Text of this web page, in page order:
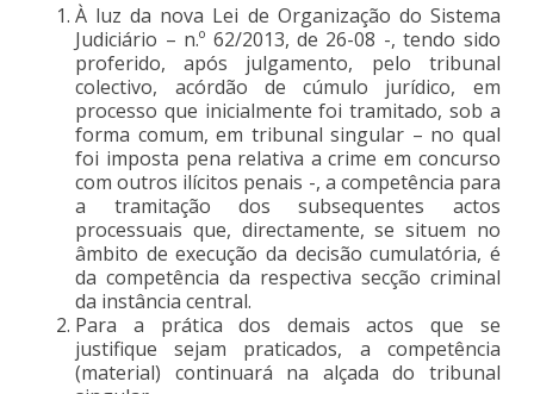
À luz da nova Lei de Organização do Sistema
Judiciário – n.º 62/2013, de 26-08 -, tendo sido
proferido, após julgamento, pelo tribunal
colectivo, acórdão de cúmulo jurídico, em
processo que inicialmente foi tramitado, sob a
forma comum, em tribunal singular – no qual
foi imposta pena relativa a crime em concurso
com outros ilícitos penais -, a competência para
a tramitação dos subsequentes actos
processuais que, directamente, se situem no
âmbito de execução da decisão cumulatória, é
da competência da respectiva secção criminal
da instância central.
Para a prática dos demais actos que se
justifique sejam praticados, a competência
(material) continuará na alçada do tribunal